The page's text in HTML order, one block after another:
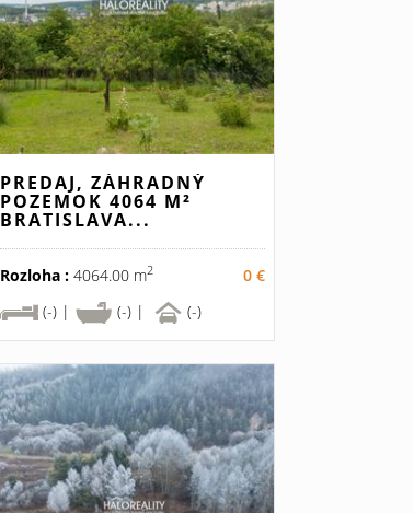
PREDAJ, ZÁHRADNÝ
POZEMOK 4064 M²
BRATISLAVA...
Rozloha : 4064.00 m2
0 €
(-) |
(-) | (-)